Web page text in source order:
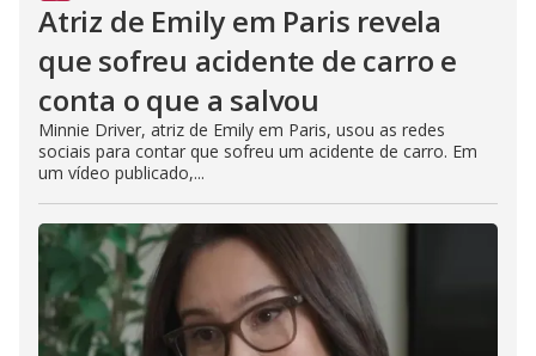
Atriz de Emily em Paris revela
que sofreu acidente de carro e
conta o que a salvou
Minnie Driver, atriz de Emily em Paris, usou as redes
sociais para contar que sofreu um acidente de carro. Em
um vídeo publicado,...